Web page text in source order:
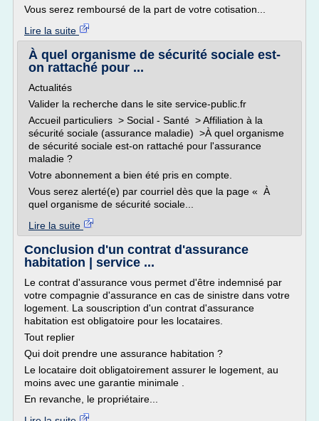
Vous serez remboursé de la part de votre cotisation...
Lire la suite
À quel organisme de sécurité sociale est-
on rattaché pour ...
Actualités
Valider la recherche dans le site service-public.fr
Accueil particuliers > Social - Santé > Affiliation à la
sécurité sociale (assurance maladie) >À quel organisme
de sécurité sociale est-on rattaché pour l'assurance
maladie ?
Votre abonnement a bien été pris en compte.
Vous serez alerté(e) par courriel dès que la page « À
quel organisme de sécurité sociale...
Lire la suite
Conclusion d'un contrat d'assurance
habitation | service ...
Le contrat d'assurance vous permet d'être indemnisé par
votre compagnie d'assurance en cas de sinistre dans votre
logement. La souscription d'un contrat d'assurance
habitation est obligatoire pour les locataires.
Tout replier
Qui doit prendre une assurance habitation ?
Le locataire doit obligatoirement assurer le logement, au
moins avec une garantie minimale .
En revanche, le propriétaire...